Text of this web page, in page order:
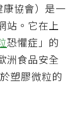
協會）是一
站。它在上
恐懼症」的
洲食品安全
塑膠微粒的